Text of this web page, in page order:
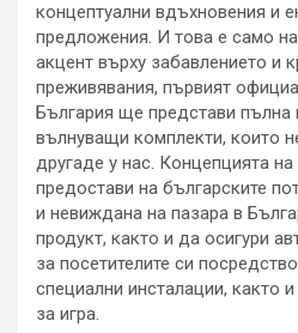
концептуални вдъхновения и
предложения. И това е само
акцент върху забавлението и
преживявания, първият
България ще представи пълна
вълнуващи комплекти, които
другаде у нас. Концепцията
предостави на българските
и невиждана на пазара в
продукт, както и да осигури
за посетителите си
специални инсталации, както
за игра.